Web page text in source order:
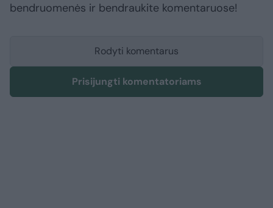
bendruomenės ir bendraukite komentaruose!
Rodyti komentarus
Prisijungti komentatoriams